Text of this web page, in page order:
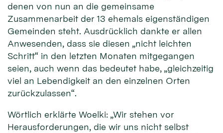
denen von nun an die gemeinsame
Zusammenarbeit der 13 ehemals eigenständigen
Gemeinden steht. Ausdrücklich dankte er allen
Anwesenden, dass sie diesen „nicht leichten
Schritt“ in den letzten Monaten mitgegangen
seien, auch wenn das bedeutet habe, „gleichzeitig
viel an Lebendigkeit an den einzelnen Orten
zurückzulassen“.
Wörtlich erklärte Woelki: „Wir stehen vor
Herausforderungen, die wir uns nicht selbst